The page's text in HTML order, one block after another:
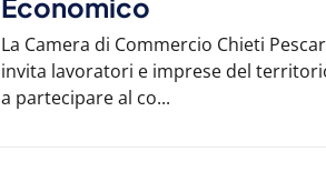
La Camera di Commercio Chieti
invita lavoratori e imprese del
a partecipare al co...